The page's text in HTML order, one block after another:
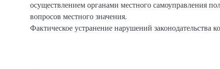
осуществлением органами местного самоуправления
вопросов местного значения.
Фактическое устранение нарушений законодательства